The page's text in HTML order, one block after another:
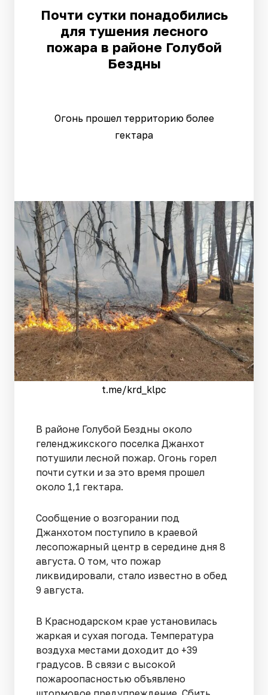
Почти сутки понадобились
для тушения лесного
пожара в районе Голубой
Бездны
Огонь прошел территорию более
гектара
t.me/krd_klpc
В районе Голубой Бездны около
геленджикского поселка Джанхот
потушили лесной пожар. Огонь горел
почти сутки и за это время прошел
около 1,1 гектара.
Сообщение о возгорании под
Джанхотом поступило в краевой
лесопожарный центр в середине дня 8
августа. О том, что пожар
ликвидировали, стало известно в обед
9 августа.
В Краснодарском крае установилась
жаркая и сухая погода. Температура
воздуха местами доходит до +39
градусов. В связи с высокой
пожароопасностью объявлено